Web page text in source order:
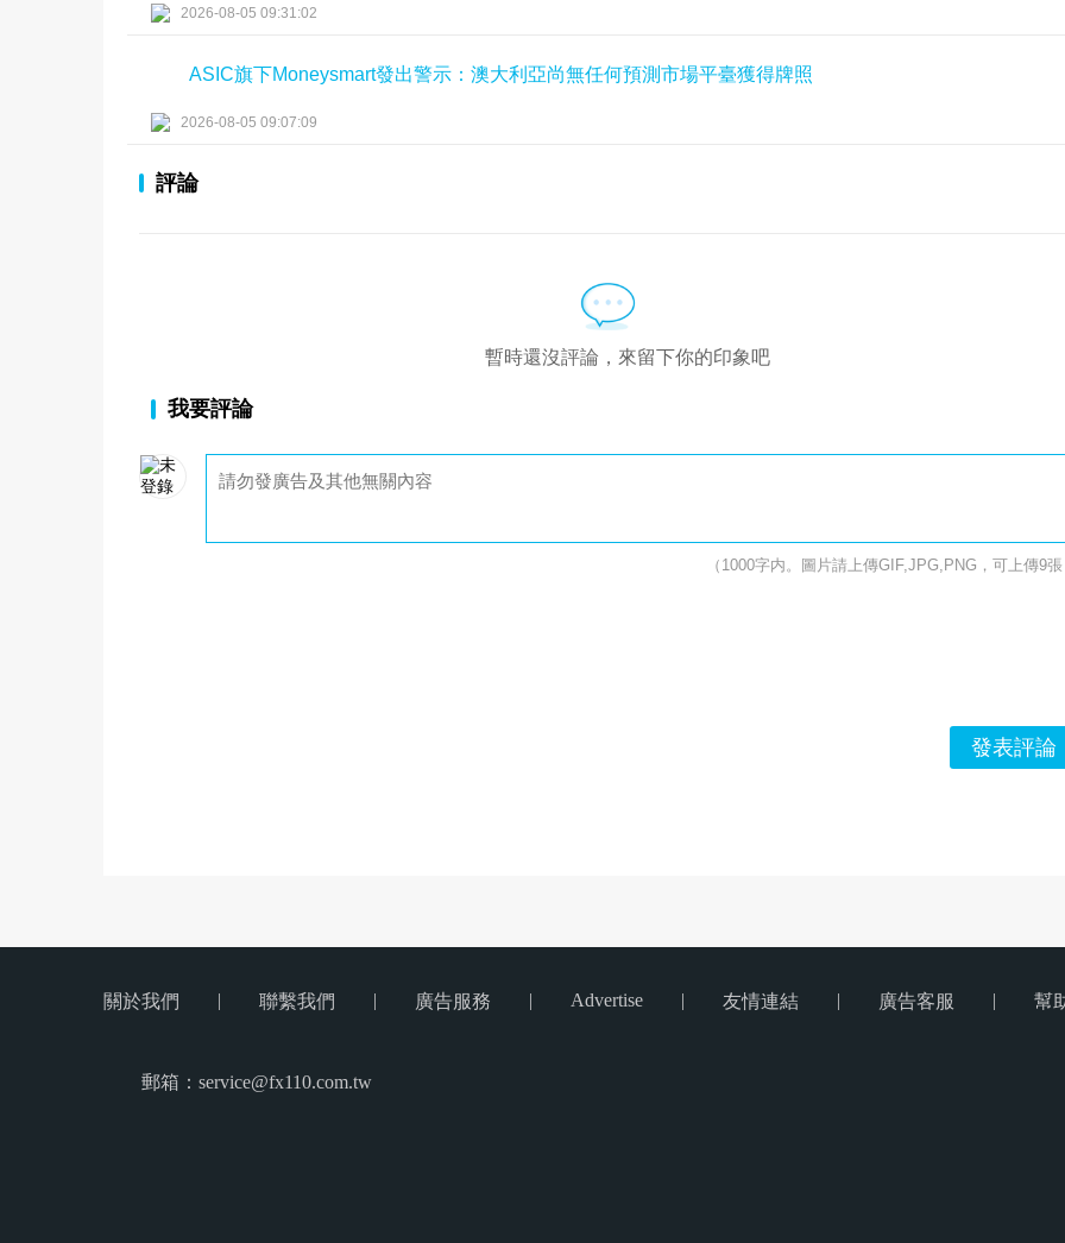
2026-08-05 09:31:02
ASIC旗下Moneysmart發出警示：澳大利亞尚無任何預測市場平臺獲得牌照
2026-08-05 09:07:09
評論
暫時還沒評論，來留下你的印象吧
我要評論
（1000字内。圖片請上傳GIF,JPG,PNG，可上傳9
發表評論
關於我們 | 聯繫我們 | 廣告服務 | Advertise | 友情連結 | 廣告客服 | 幫
郵箱：service@fx110.com.tw